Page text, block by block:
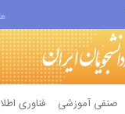
صنفی آموزشی فناوری